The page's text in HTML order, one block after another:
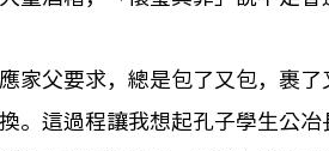
家父要求，總是包了又包，裹
。這過程讓我想起孔子學生公